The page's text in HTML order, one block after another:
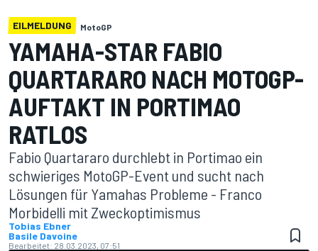
EILMELDUNG MotoGP
YAMAHA-STAR FABIO
QUARTARARO NACH MOTOGP-
AUFTAKT IN PORTIMAO
RATLOS
Fabio Quartararo durchlebt in Portimao ein
schwieriges MotoGP-Event und sucht nach
Lösungen für Yamahas Probleme - Franco
Morbidelli mit Zweckoptimismus
Tobias Ebner
Basile Davoine
Bearbeitet: 28.03.2023, 07:51